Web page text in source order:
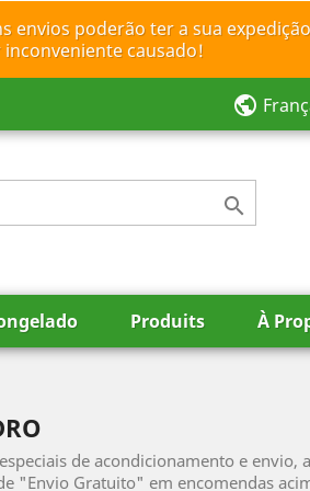
poderão ter a sua
causado!
public

Produits À
de acondicionamento e
"Envio Gratuito" em encomendas